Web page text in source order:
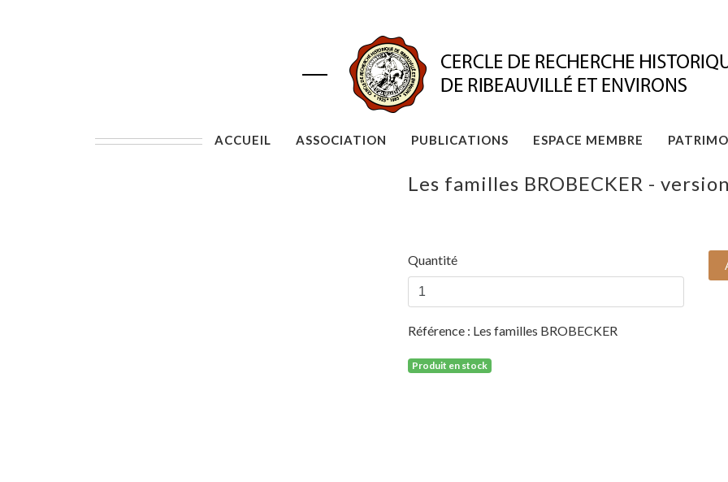
ACCUEIL ASSOCIATION PUBLICATIONS ESPACE MEMBRE
Les familles BROBECKER -
Quantité
Référence : Les familles BROBECKER
Produit en stock